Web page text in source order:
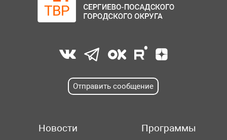
Отправить сообщение
Новости
Программы